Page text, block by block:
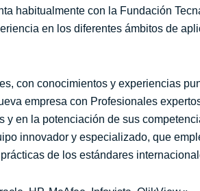
habitualmente con la Fundación
en los diferentes ámbitos de
con conocimientos y experiencias
empresa con Profesionales
en la potenciación de sus
innovador y especializado, que
de los estándares